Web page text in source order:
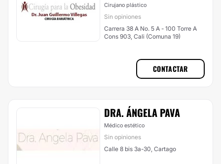
Cirujano plástico
Sin opiniones
Carrera 38 A No. 5 A - 100 Torre A
Cons 903, Cali (Comuna 19)
CONTACTAR
DRA. ÁNGELA PAVA
Médico estético
Sin opiniones
Calle 8 bis 3a-30, Cartago